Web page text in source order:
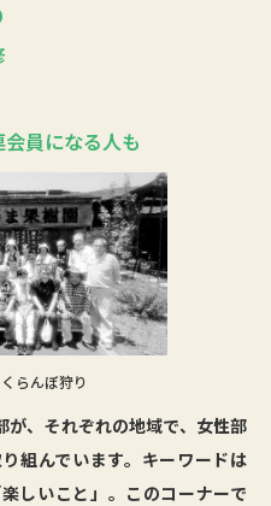
員になる人も
らんぼ狩り
、それぞれの地域で、女性部
組んでいます。キーワードは
しいこと」。このコーナーで